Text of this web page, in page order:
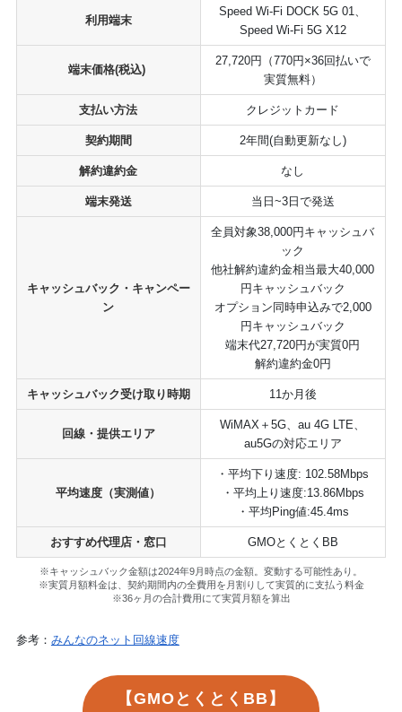
利用端末
Speed Wi-Fi DOCK 5G 01、
Speed Wi-Fi 5G X12
端末価格(税込)
27,720円（770円×36回払いで
実質無料）
支払い方法 クレジットカード
契約期間 2年間(自動更新なし)
解約違約金 なし
端末発送 当日~3日で発送
キャッシュバック・キャンペー
ン
全員対象38,000円キャッシュバ
ック
他社解約違約金相当最大40,000
円キャッシュバック
オプション同時申込みで2,000
円キャッシュバック
端末代27,720円が実質0円
解約違約金0円
キャッシュバック受け取り時期 11か月後
回線・提供エリア
WiMAX＋5G、au 4G LTE、
au5Gの対応エリア
平均速度（実測値）
・平均下り速度: 102.58Mbps
・平均上り速度:13.86Mbps
・平均Ping値:45.4ms
おすすめ代理店・窓口 GMOとくとくBB
※キャッシュバック金額は2024年9月時点の金額。変動する可能性あり。
※実質月額料金は、契約期間内の全費用を月割りして実質的に支払う料金
※36ヶ月の合計費用にて実質月額を算出
参考： みんなのネット回線速度
【GMOとくとくBB】